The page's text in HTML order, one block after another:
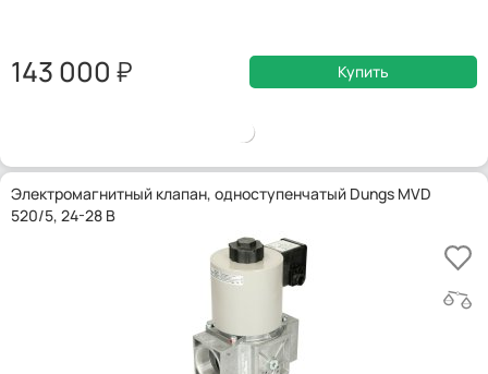
143 000 Купить
Электромагнитный клапан, одноступенчатый Dungs MVD
520/5, 24-28 В